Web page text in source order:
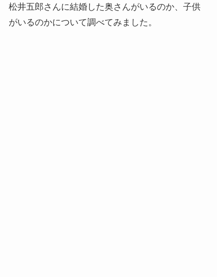
松井五郎さんに結婚した奥さんがいるのか、子供
がいるのかについて調べてみました。